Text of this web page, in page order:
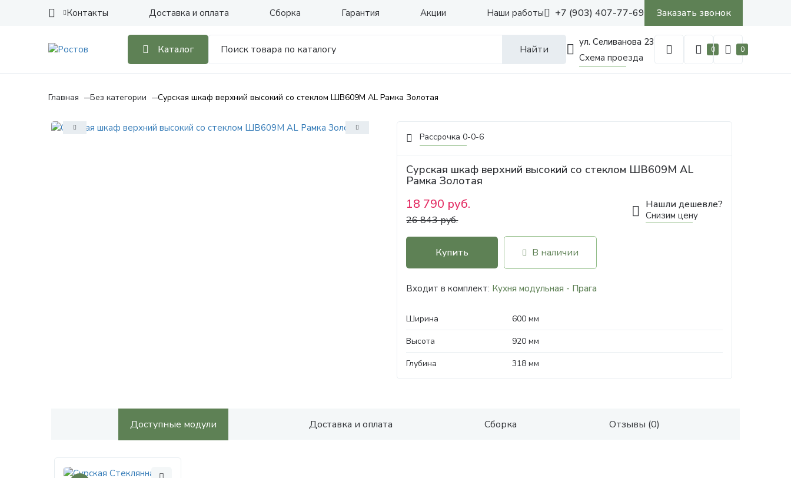
Контакты Доставка и оплата Сборка Гарантия Наши работы
Акции +7 (903) 407-77-69 Заказать звонок
Каталог Найти
ул. Селиванова 23
Схема проезда
0 0
Главная Без категории Сурская шкаф верхний высокий со стеклом ШВ609М AL Рамка Золотая
Рассрочка 0-0-6
Сурская шкаф верхний высокий со стеклом ШВ609М AL
Рамка Золотая
18 790 руб.
26 843 руб.
Нашли дешевле?
Снизим цену
Купить В наличии
Входит в комплект: Кухня модульная - Прага
Ширина
600 мм
Высота
920 мм
Глубина
318 мм
Доступные модули Доставка и оплата Сборка Отзывы (0)